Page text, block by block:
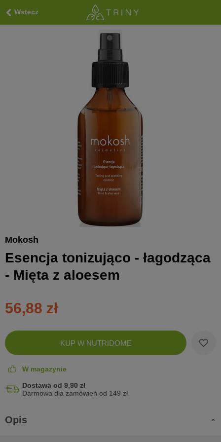
Wstecz
Mokosh
Esencja tonizująco - łagodząca
- Mięta z aloesem
56,88 zł
Zobacz
koszyk
KUP W NUTRIDOME
W magazynie
Dostawa od 9,90 zł
Darmowa dla zamówień od 149 zł
Opis